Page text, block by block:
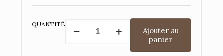
QUANTITÉ
Ajouter au
panier